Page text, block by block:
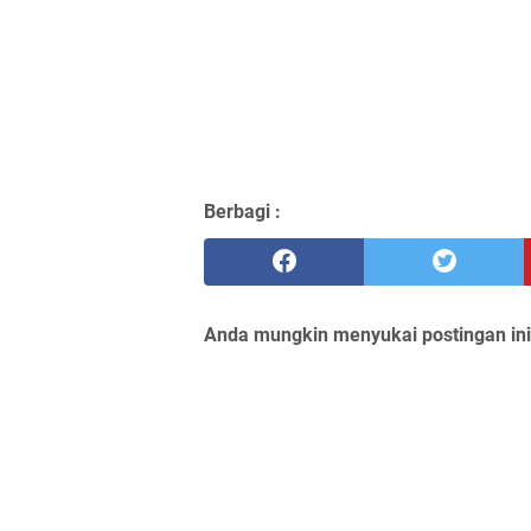
Berbagi :
Anda mungkin menyukai postingan